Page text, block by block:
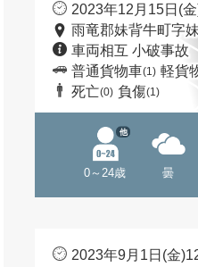
2023年12月15日(
雨竜郡妹背牛町字
車両相互 小破事故
普通貨物車(1) 軽貨
死亡(0) 負傷(1)
0～24歳
他
曇
2023年9月1日(金